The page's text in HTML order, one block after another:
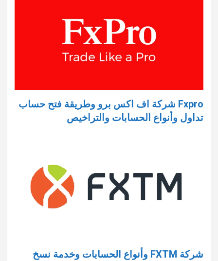
Fxpro شركة اف اكس برو وطريقة فتح حساب
تداول وأنواع الحسابات والتراخيص
شركة FXTM وأنواع الحسابات وخدمة نسخ